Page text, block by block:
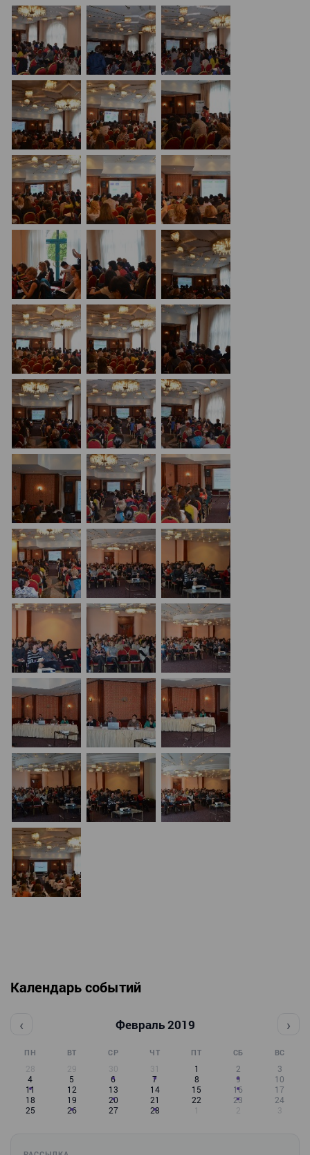
Календарь событий
‹ Февраль 2019 ›
ПН ВТ СР ЧТ ПТ СБ ВС
28 29 30 31 1 2
3
4
5 6 7 8 9
10
11
12 13 14 15 16
17
18
19 20 21 22 23
24
25
26 27 28 1 2 3